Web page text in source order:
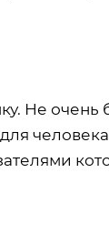
Не очень